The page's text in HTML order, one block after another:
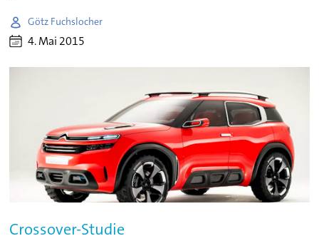
Götz Fuchslocher
4. Mai 2015
Crossover-Studie